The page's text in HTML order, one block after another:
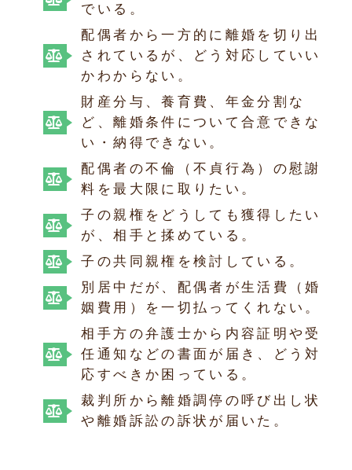
でいる。
配偶者から一方的に離婚を切り出
されているが、どう対応していい
かわからない。
財産分与、養育費、年金分割な
ど、離婚条件について合意できな
い・納得できない。
配偶者の不倫（不貞行為）の慰謝
料を最大限に取りたい。
子の親権をどうしても獲得したい
が、相手と揉めている。
子の共同親権を検討している。
別居中だが、配偶者が生活費（婚
姻費用）を一切払ってくれない。
相手方の弁護士から内容証明や受
任通知などの書面が届き、どう対
応すべきか困っている。
裁判所から離婚調停の呼び出し状
や離婚訴訟の訴状が届いた。